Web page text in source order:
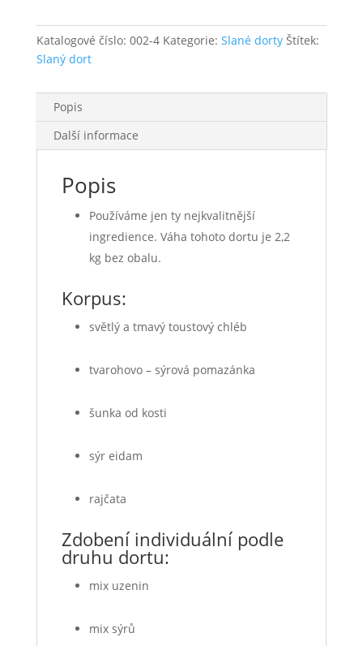
kg
množství
Katalogové číslo: 002-4 Kategorie: Slané dorty Štítek:
Slaný dort
Popis
Další informace
Popis
Používáme jen ty nejkvalitnější
ingredience. Váha tohoto dortu je 2,2
kg bez obalu.
Korpus:
světlý a tmavý toustový chléb
tvarohovo – sýrová pomazánka
šunka od kosti
sýr eidam
rajčata
Zdobení individuální podle
druhu dortu:
mix uzenin
mix sýrů